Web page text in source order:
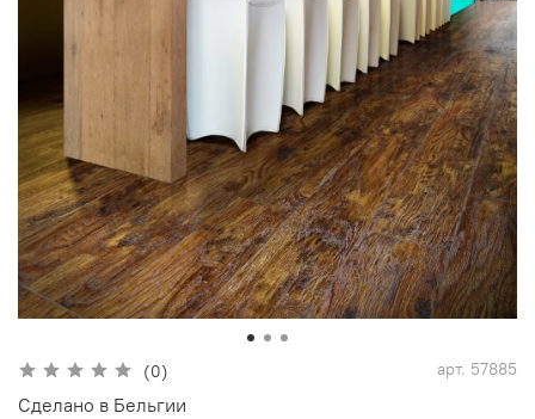
(0) арт. 57885
Сделано в Бельгии